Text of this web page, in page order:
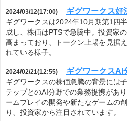
2024/03/12(17:00) ギグワークス好
ギグワークスは2024年10月期第1四
成し、株価はPTSで急騰中。投資家
高まっており、トークン上場を見据
れている様子。
2024/02/21(12:55) ギグワークスAI
ギグワークスの株価急騰の背景には
テップとのAI分野での業務提携があ
ームプレイの開発や新たなゲームの
り、投資家から注目されています。